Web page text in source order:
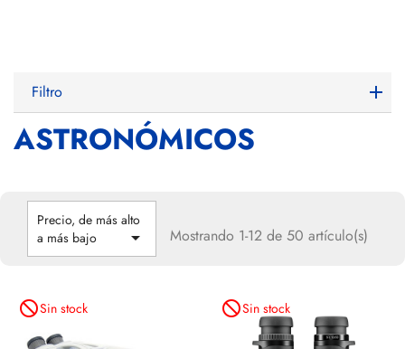
Filtro
ASTRONÓMICOS
Precio, de más alto
a más bajo
 Mostrando 1-12 de 50 artículo(s)
not_interestedSin stock not_interestedSin stock